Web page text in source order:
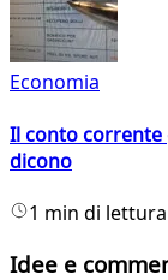
Economia
Il conto corrente
dicono
1 min di lettura
Idee e